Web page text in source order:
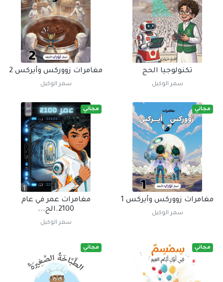
تكنولوجيا الحج
سمر الوكيل
مغامرات زووركس وأيركس 2
سمر الوكيل
مجاني
مغامرات زووركس وأيركس 1
سمر الوكيل
مجاني
مغامرات عمر في عام
2100.الح...
سمر الوكيل
مجاني مجاني